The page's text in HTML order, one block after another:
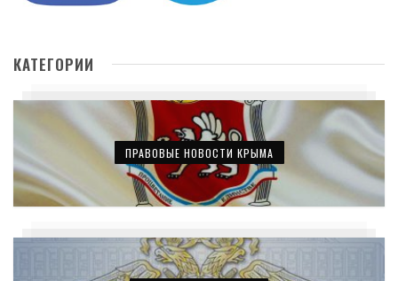
КАТЕГОРИИ
ПРАВОВЫЕ НОВОСТИ КРЫМА